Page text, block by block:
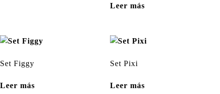
Leer más
Set Figgy
Leer más
Set Pixi
Leer más